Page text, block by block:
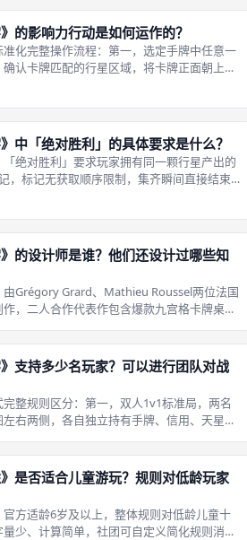
星拉扯、不消耗信用的操作路线。外交行动
：对局前期资源短缺时
》的影响力行动是如何运作的？
化完整操作流程：第一，选定手牌中任意一
认卡牌匹配的行星区域，将卡牌正面朝上放
减少1点，最低可降
》中「绝对胜利」的具体要求是什么？
「绝对胜利」要求玩家拥有同一颗行星产出的
，标记无获取顺序限制，集齐瞬间直接结束
影响力圆片完全移出
》的设计师是谁？他们还设计过哪些知
由Grégory Grard、Mathieu Roussel两位法国
，二人合作代表作包含爆款九宫格卡牌桌游
格统一主打低门槛、高互动、多用途卡牌机
》支持多少名玩家？可以进行团队对战
整规则区分：第一，双人1v1标准局，两名
右两侧，各自独立持有手牌、信用、天星石
拉扯、科技、外交行动完全独立决策，节奏
集中，是BGA线上
》是否适合儿童游玩？规则对低龄玩家
官方适龄6岁及以上，整体规则对低龄儿童十
少、计算简单，社团可自定义简化规则消除